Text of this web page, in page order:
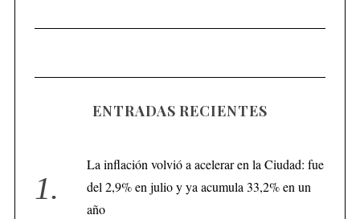
ENTRADAS RECIENTES
La inflación volvió a acelerar en la Ciudad: fue
del 2,9% en julio y ya acumula 33,2% en un
año